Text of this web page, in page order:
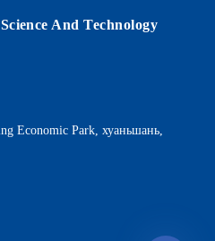
And Technology
Economic Park, хуаньшань,